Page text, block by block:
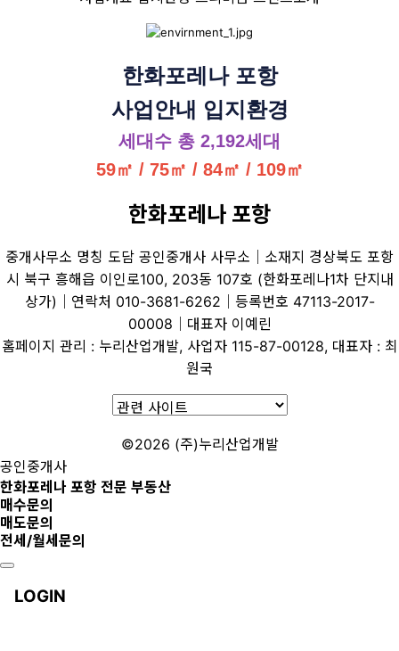
한화포레나 포항
사업안내 입지환경
세대수 총 2,192세대
59㎡ / 75㎡ / 84㎡ / 109㎡
한화포레나 포항
중개사무소 명칭 도담 공인중개사 사무소│소재지 경상북도 포항
시 북구 흥해읍 이인로100, 203동 107호 (한화포레나1차 단지내
상가)│연락처 010-3681-6262│등록번호 47113-2017-
00008│대표자 이예린
홈페이지 관리 : 누리산업개발, 사업자 115-87-00128, 대표자 : 최
원국
©2026 (주)누리산업개발
공인중개사
한화포레나 포항 전문 부동산
매수문의
매도문의
전세/월세문의
LOGIN